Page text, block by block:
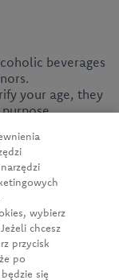
beverages
your age, they
wybierz
chcesz
przycisk
po
się